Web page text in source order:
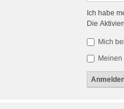
Ich habe
Die
Mich